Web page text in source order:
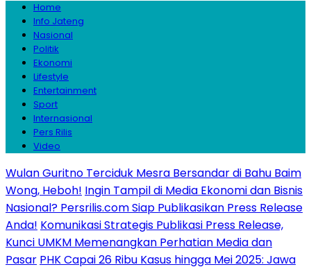
Home
Info Jateng
Nasional
Politik
Ekonomi
Lifestyle
Entertainment
Sport
Internasional
Pers Rilis
Video
Wulan Guritno Terciduk Mesra Bersandar di Bahu Baim
Wong, Heboh! Ingin Tampil di Media Ekonomi dan Bisnis
Nasional? Persrilis.com Siap Publikasikan Press Release
Anda! Komunikasi Strategis Publikasi Press Release,
Kunci UMKM Memenangkan Perhatian Media dan
Pasar PHK Capai 26 Ribu Kasus hingga Mei 2025: Jawa